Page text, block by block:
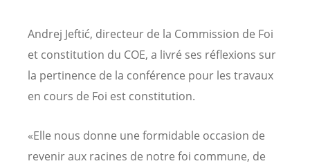
Andrej Jeftić, directeur de la Commission de Foi
et constitution du COE, a livré ses réflexions sur
la pertinence de la conférence pour les travaux
en cours de Foi est constitution.
«Elle nous donne une formidable occasion de
revenir aux racines de notre foi commune, de